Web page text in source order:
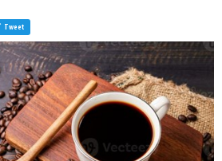
Tweet